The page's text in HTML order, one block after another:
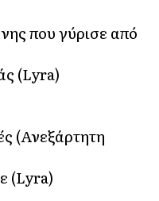
που γύρισε από
(Lyra)
(Ανεξάρτητη
(Lyra)